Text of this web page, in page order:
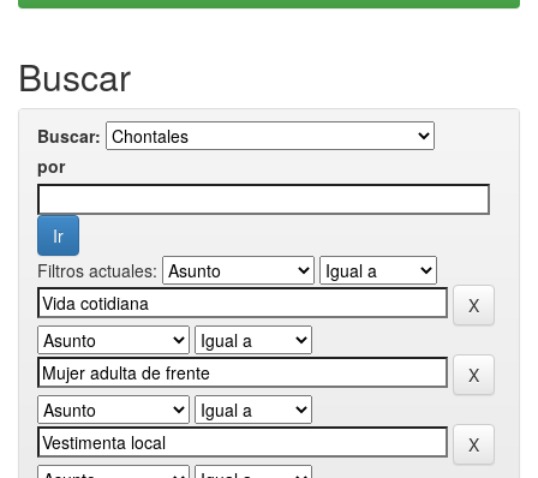
Buscar
Buscar:
por
Filtros actuales: